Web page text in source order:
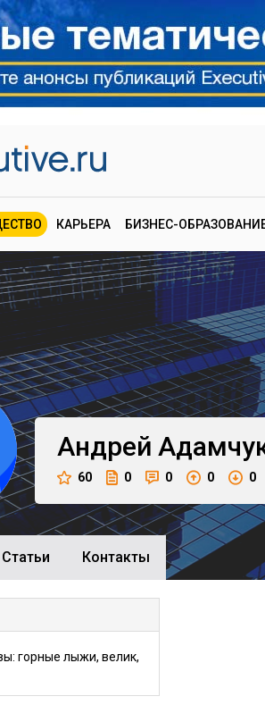
КАРЬЕРА БИЗНЕС-
Андрей
60 0 0 0 0
Cтатьи Контакты
горные лыжи, велик,